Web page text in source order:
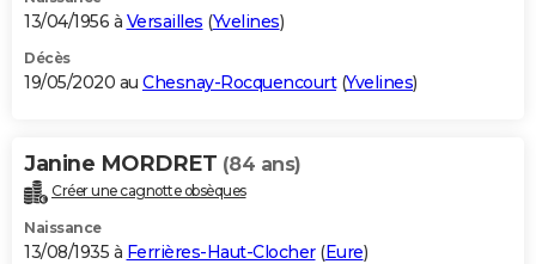
13/04/1956 à Versailles (Yvelines)
Décès
19/05/2020 au Chesnay-Rocquencourt(Yvelines)
Janine MORDRET (84 ans)
Créer une cagnotte obsèques
Naissance
13/08/1935 à Ferrières-Haut-Clocher(Eure)